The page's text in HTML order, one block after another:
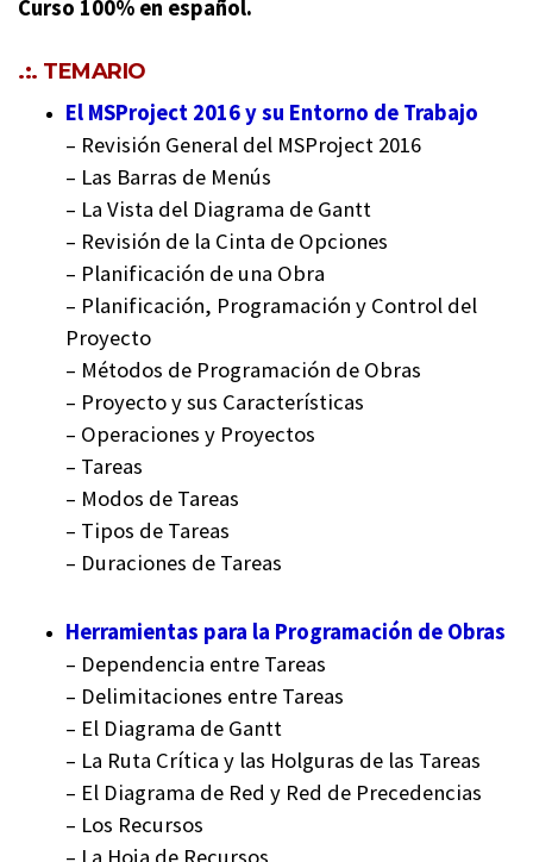
Curso 100% en español.
.:. TEMARIO
El MSProject 2016 y su Entorno de Trabajo
– Revisión General del MSProject 2016
– Las Barras de Menús
– La Vista del Diagrama de Gantt
– Revisión de la Cinta de Opciones
– Planificación de una Obra
– Planificación, Programación y Control del
Proyecto
– Métodos de Programación de Obras
– Proyecto y sus Características
– Operaciones y Proyectos
– Tareas
– Modos de Tareas
– Tipos de Tareas
– Duraciones de Tareas
Herramientas para la Programación de Obras
– Dependencia entre Tareas
– Delimitaciones entre Tareas
– El Diagrama de Gantt
– La Ruta Crítica y las Holguras de las Tareas
– El Diagrama de Red y Red de Precedencias
– Los Recursos